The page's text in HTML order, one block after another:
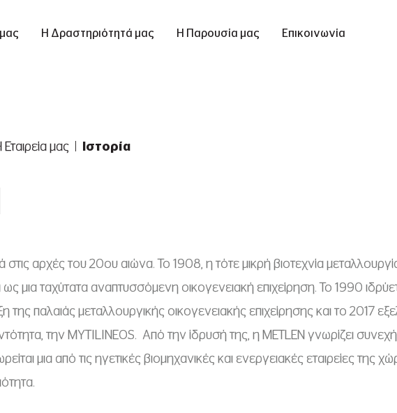
Η Δραστηριότητά μας Η Παρουσία μας Επικοινωνία
Εταιρεία μας Ιστορία
στις αρχές του 20ου αιώνα. Το 1908, η τότε μικρή βιοτεχνία
μια ταχύτατα αναπτυσσόμενη οικογενειακή επιχείρηση. Το 1990
παλαιάς μεταλλουργικής οικογενειακής επιχείρησης και το 2017
την MYTILINEOS. Από την ίδρυσή της, η METLEN γνωρίζει
μια από τις ηγετικές βιομηχανικές και ενεργειακές εταιρείες της